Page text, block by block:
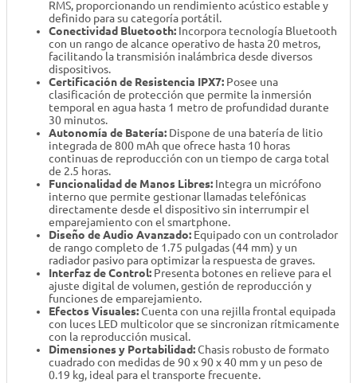
RMS, proporcionando un rendimiento acústico estable y
definido para su categoría portátil.
Conectividad Bluetooth: Incorpora tecnología Bluetooth
con un rango de alcance operativo de hasta 20 metros,
facilitando la transmisión inalámbrica desde diversos
dispositivos.
Certificación de Resistencia IPX7: Posee una
clasificación de protección que permite la inmersión
temporal en agua hasta 1 metro de profundidad durante
30 minutos.
Autonomía de Batería: Dispone de una batería de litio
integrada de 800 mAh que ofrece hasta 10 horas
continuas de reproducción con un tiempo de carga total
de 2.5 horas.
Funcionalidad de Manos Libres: Integra un micrófono
interno que permite gestionar llamadas telefónicas
directamente desde el dispositivo sin interrumpir el
emparejamiento con el smartphone.
Diseño de Audio Avanzado: Equipado con un controlador
de rango completo de 1.75 pulgadas (44 mm) y un
radiador pasivo para optimizar la respuesta de graves.
Interfaz de Control: Presenta botones en relieve para el
ajuste digital de volumen, gestión de reproducción y
funciones de emparejamiento.
Efectos Visuales:Cuenta con una rejilla frontal equipada
con luces LED multicolor que se sincronizan rítmicamente
con la reproducción musical.
Dimensiones y Portabilidad:Chasis robusto de formato
cuadrado con medidas de 90 x 90 x 40 mm y un peso de
0.19 kg, ideal para el transporte frecuente.